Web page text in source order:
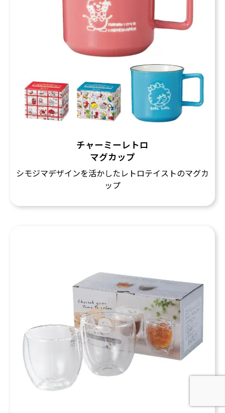
チャーミーレトロ
マグカップ
シモジマデザインを活かしたレトロテイストのマグカ
ップ